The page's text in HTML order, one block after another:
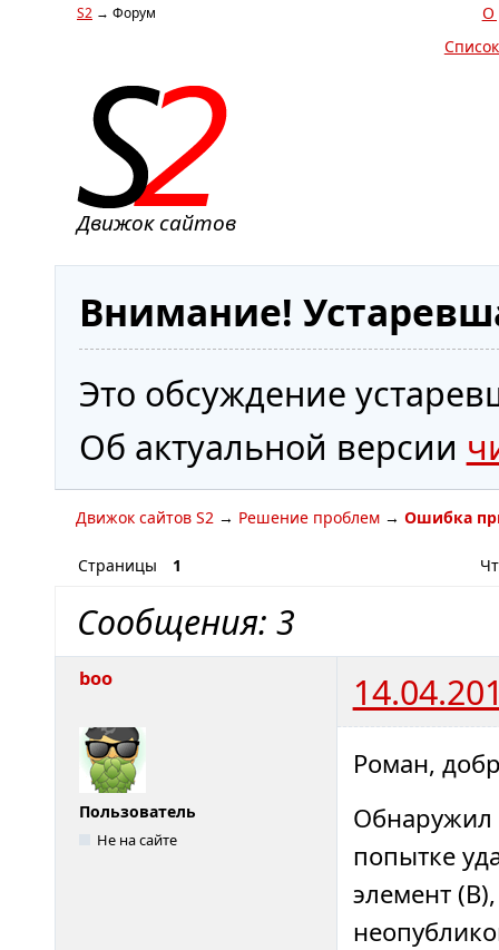
О
S2→ Форум
Движок сайтов
Внимание!
Это обсуждение
Об актуальной версии
Движок сайтов S2 → Решение проблем →Ошибка
Страницы 1
Сообщения: 3
boo
Пользователь
Не на сайте
Роман,
Обнаружил
попытке
элемент